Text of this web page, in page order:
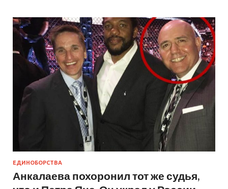
ЕДИНОБОРСТВА
Анкалаева похоронил тот же судья,